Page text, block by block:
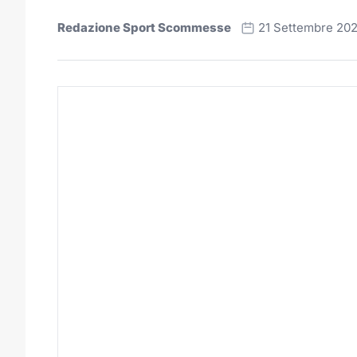
Redazione Sport Scommesse 21 Settembre